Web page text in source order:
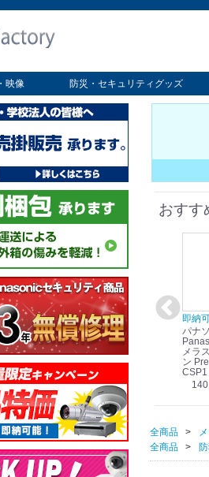
映像
レイ
像システム
防災・セキュリティグッズ
セキュリティグッズ
防災グッズ パ
タ
コ
ケ
切
伝
コ
そ
おすす
能！
ニック
i-PRO カ
り下げ金具
WUX
料)
円（税別）
在庫あり！送料無料！
パナソニック
Panasonic リモコン
マイク (10局用) WR-
210A (送料無料)
39,000円
即納
パナ
メラ
ン
CSP1
全商品
全商品